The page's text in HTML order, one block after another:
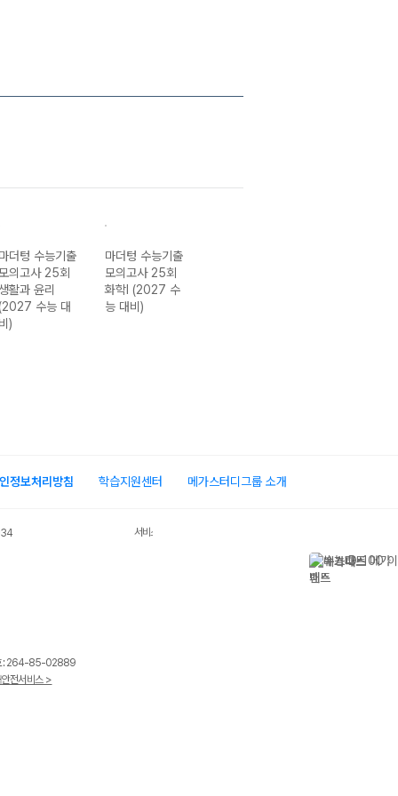
마더텅 수능기출
모의고사 25회
생활과 윤리
(2027 수능 대
비)
마더텅 수능기출
모의고사 25회
화학I (2027 수
능 대비)
정보처리방침 학습지원센터 메가스터디그룹 소개
서비스 가입사실 확인
호 : 264-85-02889
전서비스 >